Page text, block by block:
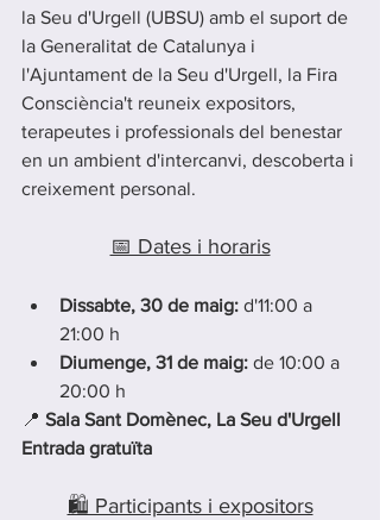
la Seu d'Urgell (UBSU) amb el suport de
la Generalitat de Catalunya i
l'Ajuntament de la Seu d'Urgell, la Fira
Consciència't reuneix expositors,
terapeutes i professionals del benestar
en un ambient d'intercanvi, descoberta i
creixement personal.
📅 Dates i horaris
Dissabte, 30 de maig: d'11:00 a
21:00 h
Diumenge, 31 de maig: de 10:00 a
20:00 h
📍 Sala Sant Domènec, La Seu d'Urgell
Entrada gratuïta
🛍️ Participants i expositors